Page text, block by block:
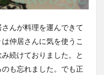
んが料理を運んできて
仲居さんに気を使うこ
続けておりました。と
も忘れました。でも正